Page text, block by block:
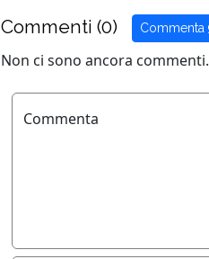
Commenti (0) Commenta
Non ci sono ancora commenti.
Commenta